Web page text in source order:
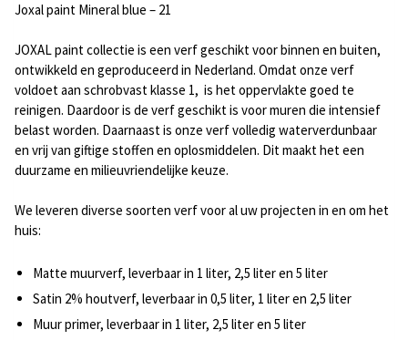
Joxal paint Mineral blue – 21
JOXAL paint collectie is een verf geschikt voor binnen en buiten,
ontwikkeld en geproduceerd in Nederland. Omdat onze verf
voldoet aan schrobvast klasse 1, is het oppervlakte goed te
reinigen. Daardoor is de verf geschikt is voor muren die intensief
belast worden. Daarnaast is onze verf volledig waterverdunbaar
en vrij van giftige stoffen en oplosmiddelen. Dit maakt het een
duurzame en milieuvriendelijke keuze.
We leveren diverse soorten verf voor al uw projecten in en om het
huis:
Matte muurverf, leverbaar in 1 liter, 2,5 liter en 5 liter
Satin 2% houtverf, leverbaar in 0,5 liter, 1 liter en 2,5 liter
Muur primer, leverbaar in 1 liter, 2,5 liter en 5 liter